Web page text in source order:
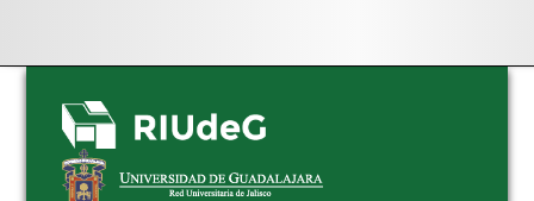
Skip
navigation